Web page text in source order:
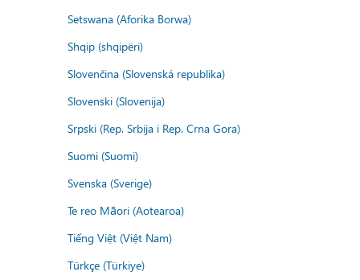
Setswana (Aforika Borwa)
Shqip (shqipëri)
Slovenčina (Slovenská republika)
Slovenski (Slovenija)
Srpski (Rep. Srbija i Rep. Crna Gora)
Suomi (Suomi)
Svenska (Sverige)
Te reo Māori (Aotearoa)
Tiếng Việt (Việt Nam)
Türkçe (Türkiye)